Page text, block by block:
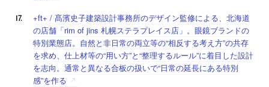
+ft+ / 髙濱史子建築設計事務所のデザイン監修による、北海道
の店舗「rim of jins 札幌ステラプレイス店」。眼鏡ブランドの
特別業態店。自然と非日常の両立等の“相反する考え方”の共存
を求め、仕上材等の“用い方”と“整理するルール”に着目した設計
を志向。通常と異なる合板の扱いで“日常の延長にある特別
感”を作る